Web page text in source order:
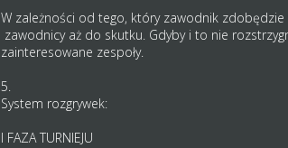
W zależności od tego, który zawodnik
zawodnicy aż do skutku. Gdyby i to nie
zainteresowane zespoły.
5.
System rozgrywek:
I FAZA TURNIEJU